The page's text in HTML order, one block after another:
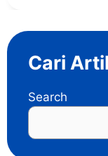
Cari
Search